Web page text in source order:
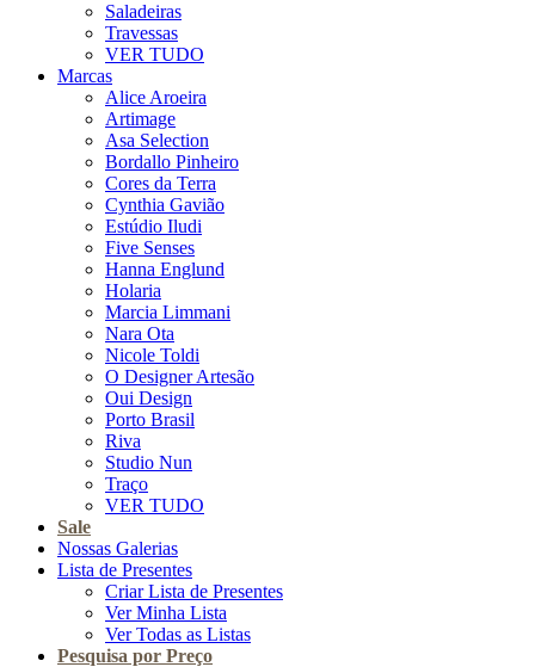
Saladeiras
Travessas
VER TUDO
Marcas
Alice Aroeira
Artimage
Asa Selection
Bordallo Pinheiro
Cores da Terra
Cynthia Gavião
Estúdio Iludi
Five Senses
Hanna Englund
Holaria
Marcia Limmani
Nara Ota
Nicole Toldi
O Designer Artesão
Oui Design
Porto Brasil
Riva
Studio Nun
Traço
VER TUDO
Sale
Nossas Galerias
Lista de Presentes
Criar Lista de Presentes
Ver Minha Lista
Ver Todas as Listas
Pesquisa por Preço